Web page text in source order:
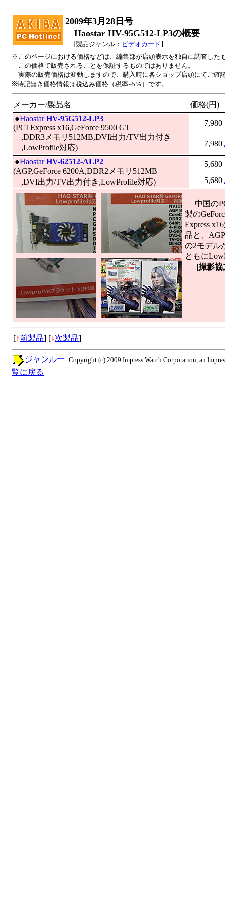
2009年3月28日号
Haostar HV-95G512-LP3の概要
[製品ジャンル： ビデオカード]
※このページにおける価格などは、編集部が店頭表示を独自に調査した
この価格で販売されることを保証するものではありません。
実際の販売価格は変動しますので、購入時に各ショップ店頭にてご確
※特記無き価格情報は税込み価格（税率=5％）です。
メーカー/製品名 価格(円)
●Haostar HV-95G512-LP3
(PCI Express x16,GeForce 9500 GT
,DDR3メモリ512MB,DVI出力/TV出力付き
,LowProfile対応)
7,980
7,980
●Haostar HV-62512-ALP2
(AGP,GeForce 6200A,DDR2メモリ512MB
,DVI出力/TV出力付き,LowProfile対応)
5,680
5,680
中国の
製の
Express
品と、
の2モデル
ともに
[撮影協
[↑前製品] [↓次製品]
Copyright (c) 2009 Impress Watch Corporation, an
ジャンル一
覧に戻る